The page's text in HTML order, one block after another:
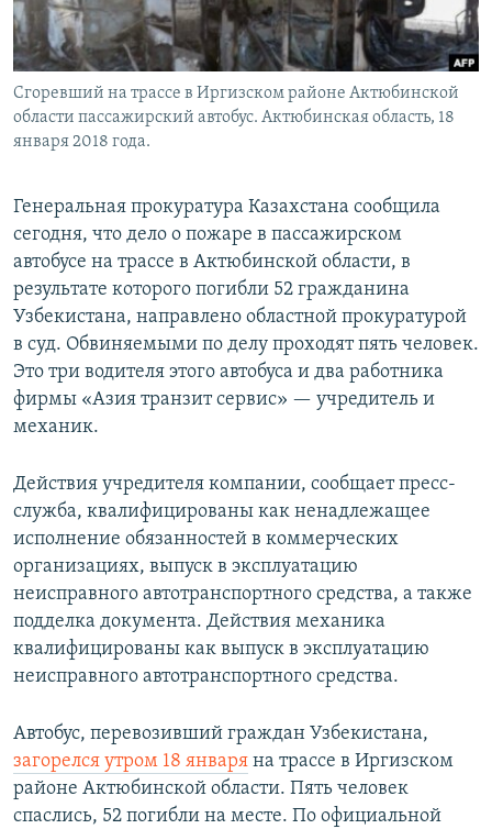
Сгоревший на трассе в Иргизском районе Актюбинской
области пассажирский автобус. Актюбинская область, 18
января 2018 года.
Генеральная прокуратура Казахстана сообщила
сегодня, что дело о пожаре в пассажирском
автобусе на трассе в Актюбинской области, в
результате которого погибли 52 гражданина
Узбекистана, направлено областной прокуратурой
в суд. Обвиняемыми по делу проходят пять человек.
Это три водителя этого автобуса и два работника
фирмы «Азия транзит сервис» — учредитель и
механик.
Действия учредителя компании, сообщает пресс-
служба, квалифицированы как ненадлежащее
исполнение обязанностей в коммерческих
организациях, выпуск в эксплуатацию
неисправного автотранспортного средства, а также
подделка документа. Действия механика
квалифицированы как выпуск в эксплуатацию
неисправного автотранспортного средства.
Автобус, перевозивший граждан Узбекистана,
загорелся утром 18 января на трассе в Иргизском
районе Актюбинской области. Пять человек
спаслись, 52 погибли на месте. По официальной